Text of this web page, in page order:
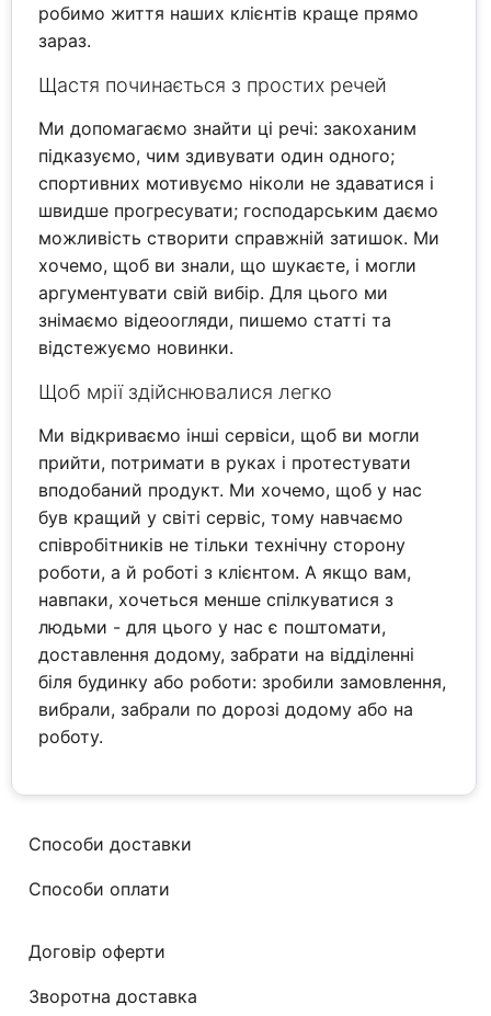
робимо життя наших клієнтів краще прямо
зараз.
Щастя починається з простих речей
Ми допомагаємо знайти ці речі: закоханим
підказуємо, чим здивувати один одного;
спортивних мотивуємо ніколи не здаватися і
швидше прогресувати; господарським даємо
можливість створити справжній затишок. Ми
хочемо, щоб ви знали, що шукаєте, і могли
аргументувати свій вибір. Для цього ми
знімаємо відеоогляди, пишемо статті та
відстежуємо новинки.
Щоб мрії здійснювалися легко
Ми відкриваємо інші сервіси, щоб ви могли
прийти, потримати в руках і протестувати
вподобаний продукт. Ми хочемо, щоб у нас
був кращий у світі сервіс, тому навчаємо
співробітників не тільки технічну сторону
роботи, а й роботі з клієнтом. А якщо вам,
навпаки, хочеться менше спілкуватися з
людьми - для цього у нас є поштомати,
доставлення додому, забрати на відділенні
біля будинку або роботи: зробили замовлення,
вибрали, забрали по дорозі додому або на
роботу.
Способи доставки
Способи оплати
Договір оферти
Зворотна доставка